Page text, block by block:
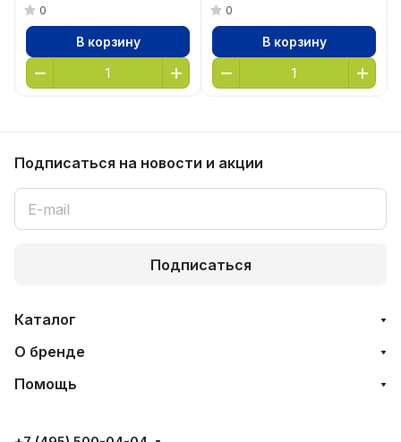
0
В корзину
0
В корзину
Подписаться на новости и акции
Подписаться
Каталог
О бренде
Помощь